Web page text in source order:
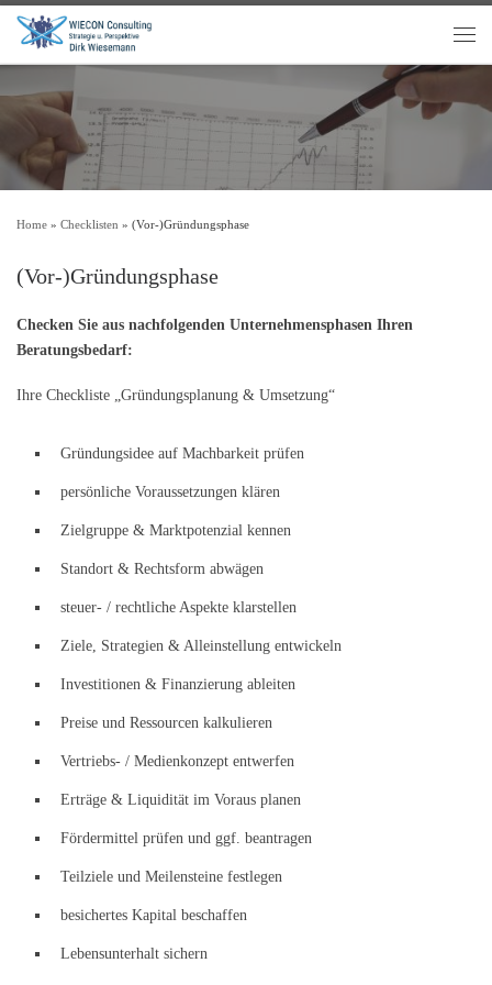
Home » Checklisten » (Vor-)Gründungsphase
(Vor-)Gründungsphase
Checken Sie aus nachfolgenden Unternehmensphasen Ihren
Beratungsbedarf:
Ihre Checkliste „Gründungsplanung & Umsetzung“
Gründungsidee auf Machbarkeit prüfen
persönliche Voraussetzungen klären
Zielgruppe & Marktpotenzial kennen
Standort & Rechtsform abwägen
steuer- / rechtliche Aspekte klarstellen
Ziele, Strategien & Alleinstellung entwickeln
Investitionen & Finanzierung ableiten
Preise und Ressourcen kalkulieren
Vertriebs- / Medienkonzept entwerfen
Erträge & Liquidität im Voraus planen
Fördermittel prüfen und ggf. beantragen
Teilziele und Meilensteine festlegen
besichertes Kapital beschaffen
Lebensunterhalt sichern